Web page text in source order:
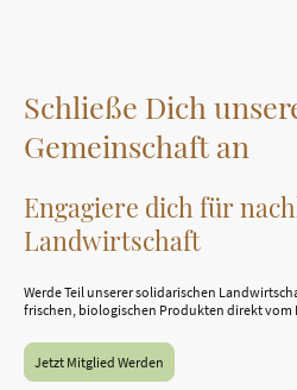
Schließe Dich
Gemeinschaft an
Engagiere dich für
Landwirtschaft
Werde Teil unserer solidarischen
frischen, biologischen Produkten direkt vom
Jetzt Mitglied Werden